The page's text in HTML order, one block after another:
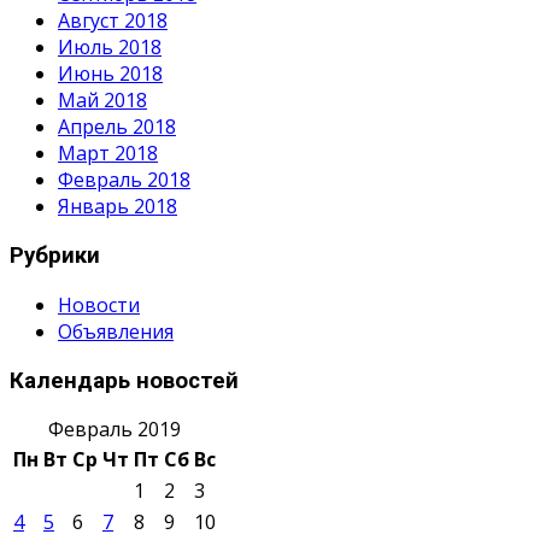
Август 2018
Июль 2018
Июнь 2018
Май 2018
Апрель 2018
Март 2018
Февраль 2018
Январь 2018
Рубрики
Новости
Объявления
Календарь новостей
Февраль 2019
Пн Вт Ср Чт Пт Сб Вс
1
2
3
4
5 6 7 8 9 10